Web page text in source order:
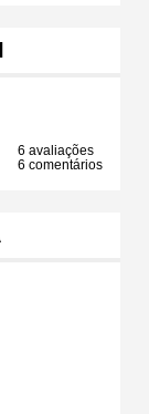
6 avaliações
6 comentários